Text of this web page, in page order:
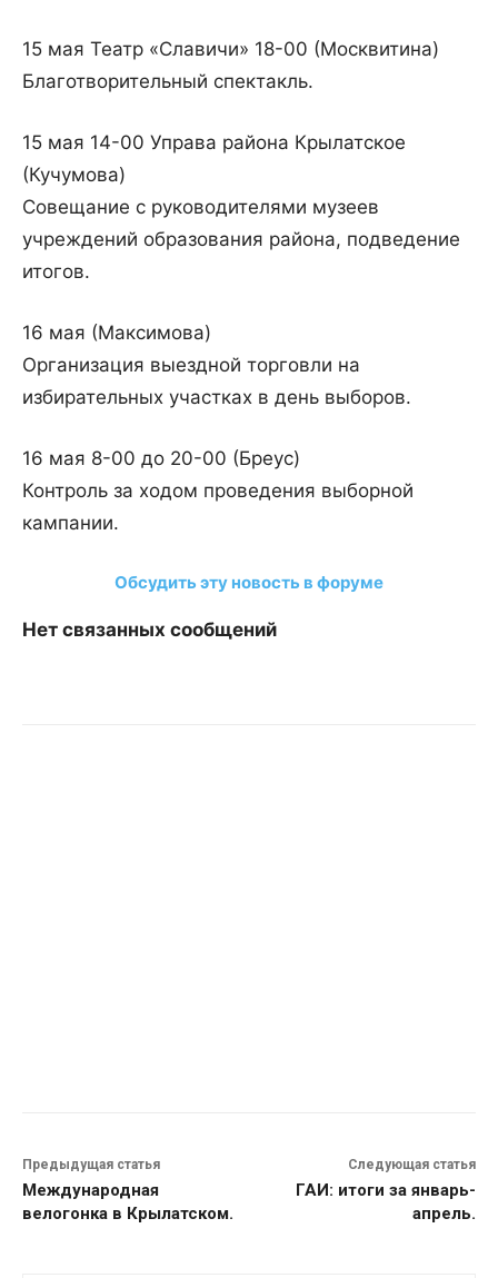
15 мая Театр «Славичи» 18-00 (Москвитина)
Благотворительный спектакль.
15 мая 14-00 Управа района Крылатское
(Кучумова)
Совещание с руководителями музеев
учреждений образования района, подведение
итогов.
16 мая (Максимова)
Организация выездной торговли на
избирательных участках в день выборов.
16 мая 8-00 до 20-00 (Бреус)
Контроль за ходом проведения выборной
кампании.
Обсудить эту новость в форуме
Нет связанных сообщений
Предыдущая статья
Международная
велогонка в Крылатском.
Следующая статья
ГАИ: итоги за январь-
апрель.